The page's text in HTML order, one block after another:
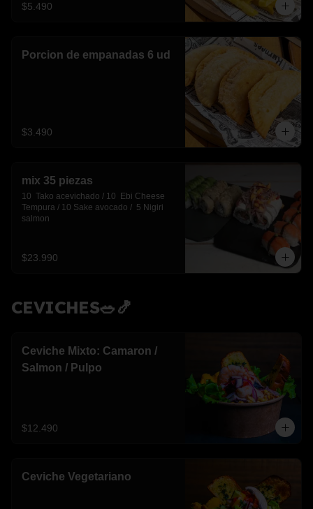
$5.490
Porcion de empanadas 6 ud
$3.490
mix 35 piezas
10  Tako acevichado / 10  Ebi Cheese
Tempura / 10 Sake avocado /  5 Nigiri
salmon
$23.990
CEVICHES🥗🍤
Ceviche Mixto: Camaron /
Salmon / Pulpo
$12.490
Ceviche Vegetariano